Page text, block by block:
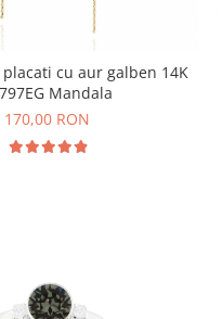
cu aur galben 14K
Mandala
170,00 RON